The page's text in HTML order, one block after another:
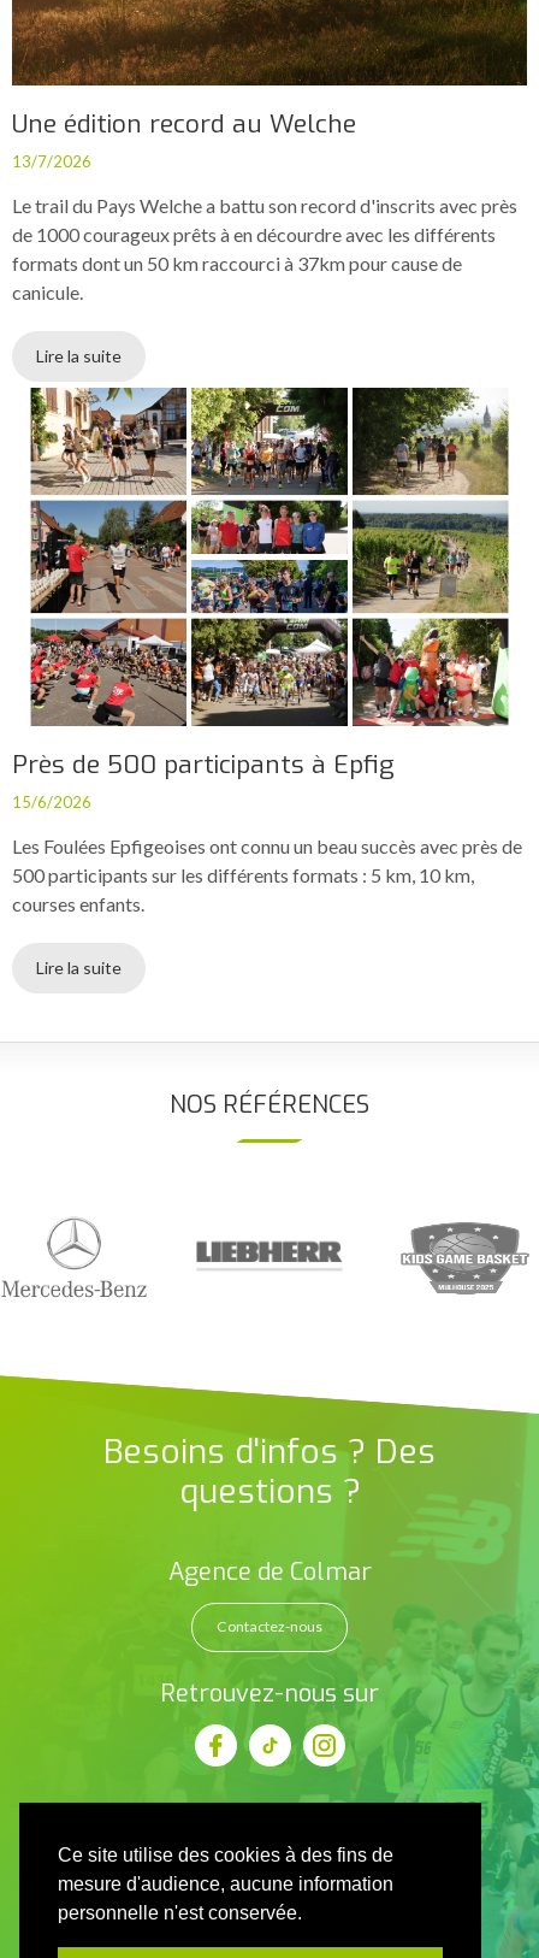
Ce site utilise des cookies à des fins de
mesure d'audience, aucune information
personnelle n'est conservée.
Une édition record au Welche
13/7/2026
Le trail du Pays Welche a battu son record d'inscrits avec près
de 1000 courageux prêts à en décourdre avec les différents
formats dont un 50 km raccourci à 37km pour cause de
canicule.
Lire la suite
Près de 500 participants à Epfig
15/6/2026
Les Foulées Epfigeoises ont connu un beau succès avec près de
500 participants sur les différents formats : 5 km, 10 km,
courses enfants.
Lire la suite
NOS RÉFÉRENCES
Besoins d'infos ? Des
questions ?
Agence de Colmar
Contactez-nous
Retrouvez-nous sur